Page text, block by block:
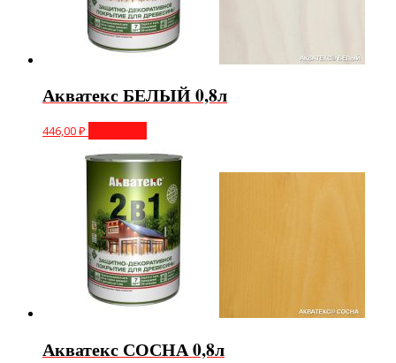
Акватекс БЕЛЫЙ 0,8л
446,00₽
Акватекс СОСНА 0,8л